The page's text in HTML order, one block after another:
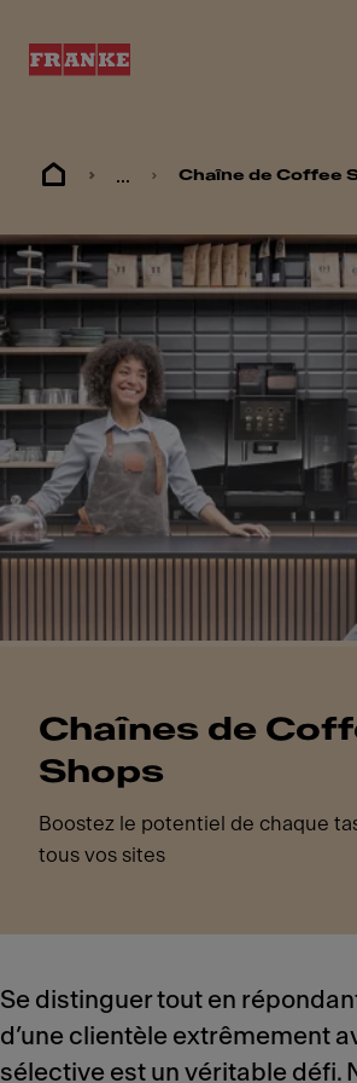
... Chaîne de Coffee
Chaînes de
Shops
Boostez le potentiel de chaque
tous vos sites
Se distinguer tout en
d’une clientèle extrêmement
sélective est un véritable défi.